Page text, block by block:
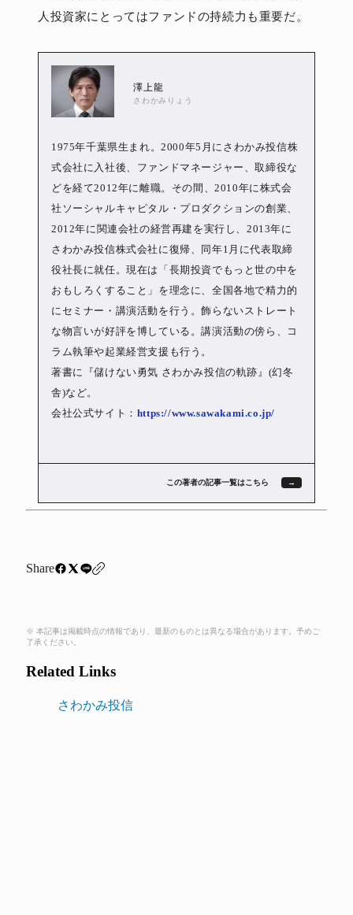
人投資家にとってはファンドの持続力も重要だ。
澤上龍
さわかみりょう
1975年千葉県生まれ。2000年5月にさわかみ投信株
式会社に入社後、ファンドマネージャー、取締役な
どを経て2012年に離職。その間、2010年に株式会
社ソーシャルキャピタル・プロダクションの創業、
2012年に関連会社の経営再建を実行し、2013年に
さわかみ投信株式会社に復帰、同年1月に代表取締
役社長に就任。現在は「長期投資でもっと世の中を
おもしろくすること」を理念に、全国各地で精力的
にセミナー・講演活動を行う。飾らないストレート
な物言いが好評を博している。講演活動の傍ら、コ
ラム執筆や起業経営支援も行う。
著書に『儲けない勇気 さわかみ投信の軌跡』(幻冬
舎)など。
会社公式サイト： https://www.sawakami.co.jp/
この著者の記事一覧はこちら
Share
※ 本記事は掲載時点の情報であり、最新のものとは異なる場合があります。予めご
了承ください。
Related Links
さわかみ投信